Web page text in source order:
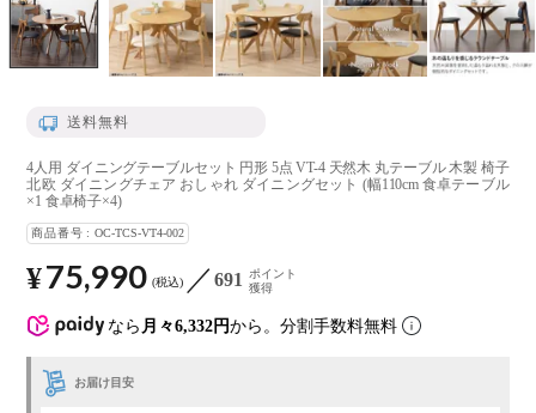
送料無料
4人用 ダイニングテーブルセット 円形 5点 VT-4 天然木 丸テーブル 木製 椅子
北欧 ダイニングチェア おしゃれ ダイニングセット (幅110cm 食卓テーブル
×1 食卓椅子×4)
商品番号 OC-TCS-VT4-002
なら 月々6,332円から。分割手数料無料
¥75,990 税込 691
ポイント
獲得
お届け目安